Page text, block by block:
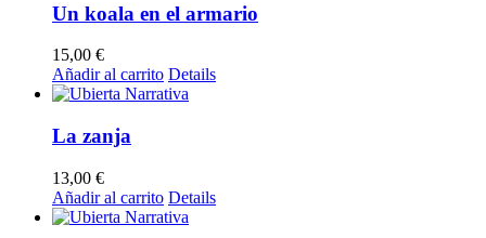
Un koala en el armario
15,00 €
Añadir al carrito Details
La zanja
13,00 €
Añadir al carrito Details